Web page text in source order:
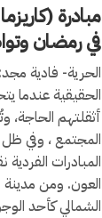
مبادرة
في رمضان
‏‏الحرية- فادية
الحقيقية عندما
أثقلتهم الحاجة،
المجتمع ، وفي
المبادرات
العون. ‏ومن
الشمالي كأحد